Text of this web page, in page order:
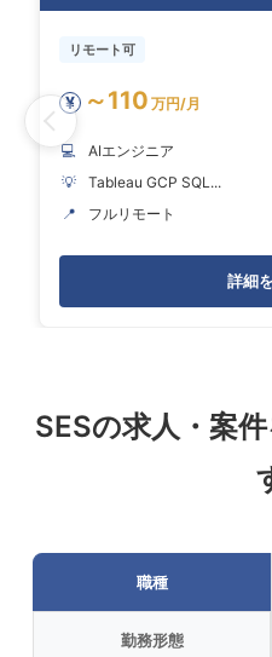
リモート可
¥ ～110 万円/月
💻
AIエンジニア
💡
Tableau GCP SQL...
📍
フルリモート
詳細
SESの求人・案
職種
勤務形態